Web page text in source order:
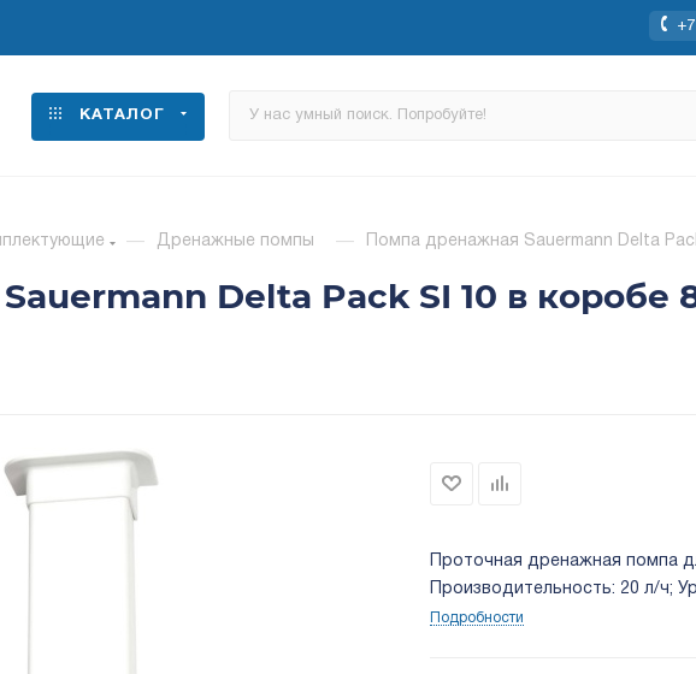
КАТАЛОГ
— Дренажные помпы — Помпа дренажная Sauermann Delta
Delta Pack SI 10 в коробе
Проточная дренажная помпа
Производительность: 20 л/ч;
Подробности